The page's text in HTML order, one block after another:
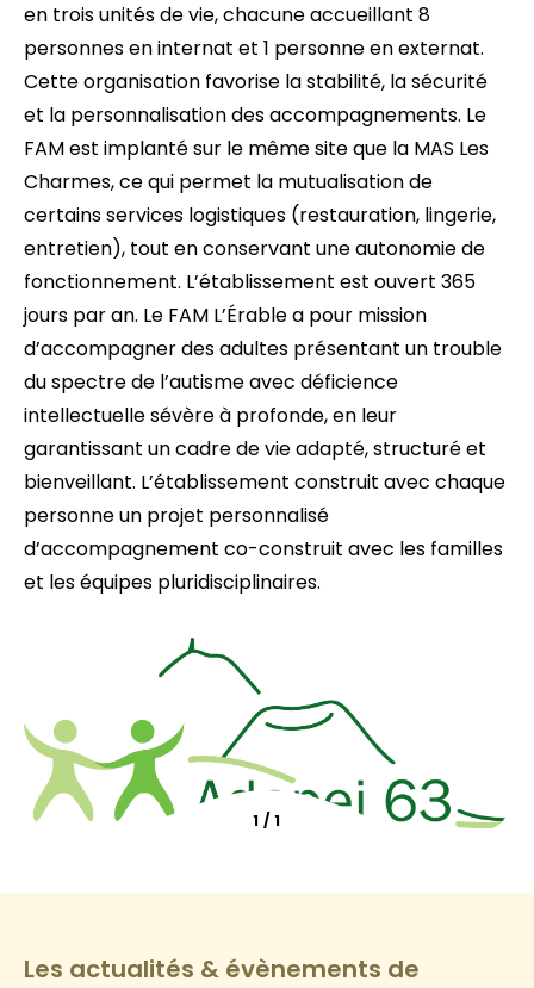
en trois unités de vie, chacune accueillant 8
personnes en internat et 1 personne en externat.
Cette organisation favorise la stabilité, la sécurité
et la personnalisation des accompagnements. Le
FAM est implanté sur le même site que la MAS Les
Charmes, ce qui permet la mutualisation de
certains services logistiques (restauration, lingerie,
entretien), tout en conservant une autonomie de
fonctionnement. L’établissement est ouvert 365
jours par an. Le FAM L’Érable a pour mission
d’accompagner des adultes présentant un trouble
du spectre de l’autisme avec déficience
intellectuelle sévère à profonde, en leur
garantissant un cadre de vie adapté, structuré et
bienveillant. L’établissement construit avec chaque
personne un projet personnalisé
d’accompagnement co-construit avec les familles
et les équipes pluridisciplinaires.
1 /1
Les actualités & évènements de